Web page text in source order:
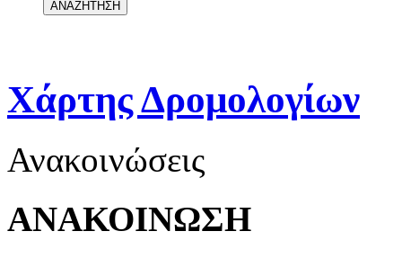
Χάρτης Δρομολογίων
Ανακοινώσεις
ΑΝΑΚΟΙΝΩΣΗ